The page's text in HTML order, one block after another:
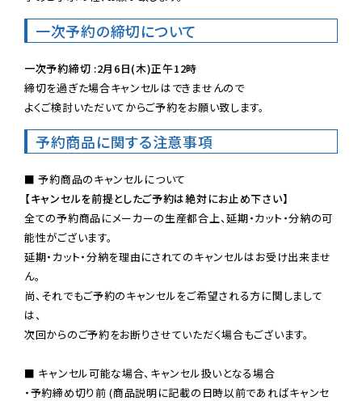
一次予約の締切について
一次予約締切 :2月6日(木)正午12時
締切を過ぎた場合キャンセルはできませんので
よくご検討いただいてからご予約をお願い致します。
予約商品に関する注意事項
【キャンセルを前提としたご予約は絶対にお止め下さい】
全ての予約商品にメーカーの生産都合上、延期・カット・分納の可
能性がございます。
延期・カット・分納を理由にされてのキャンセルはお受け出来ませ
ん。
尚、それでもご予約のキャンセルをご希望される方に関しまして
は、
次回からのご予約をお断りさせていただく場合もございます。
■ キャンセル可能な場合、キャンセル扱いとなる場合
・予約締め切り前 (商品説明に記載の日時以前であればキャンセ